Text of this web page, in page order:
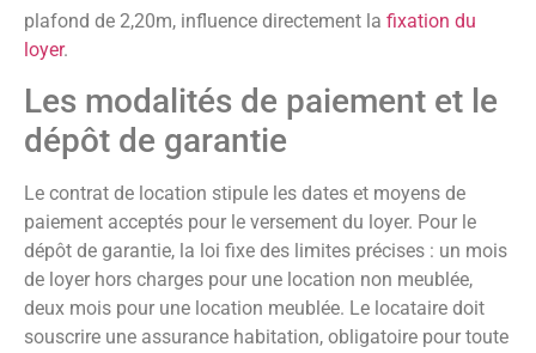
plafond de 2,20m, influence directement la fixation du
loyer.
Les modalités de paiement et le
dépôt de garantie
Le contrat de location stipule les dates et moyens de
paiement acceptés pour le versement du loyer. Pour le
dépôt de garantie, la loi fixe des limites précises : un mois
de loyer hors charges pour une location non meublée,
deux mois pour une location meublée. Le locataire doit
souscrire une assurance habitation, obligatoire pour toute